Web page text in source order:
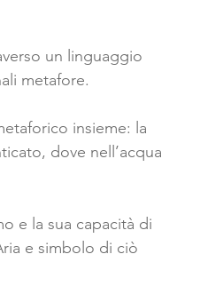
un linguaggio
metafore.
insieme: la
dove nell’acqua
e la sua capacità di
e simbolo di ciò